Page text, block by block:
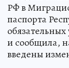
РФ в
паспорта
и сообщила,
введены